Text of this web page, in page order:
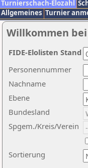
Turnierschach-Elozahl
Allgemeines Turnier
Willkommen
Nachname
Ebene
Sortierung
Personennummer
Bundesland
Spgem./Kreis/Verein
FIDE-Elolisten Stand